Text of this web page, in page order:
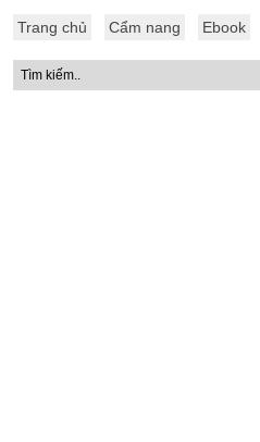
Trang chủ Cẩm nang Ebook